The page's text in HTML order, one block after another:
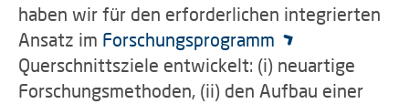
haben wir für den erforderlichen integrierten
Ansatz im Forschungsprogramm
Querschnittsziele entwickelt: (i) neuartige
Forschungsmethoden, (ii) den Aufbau einer